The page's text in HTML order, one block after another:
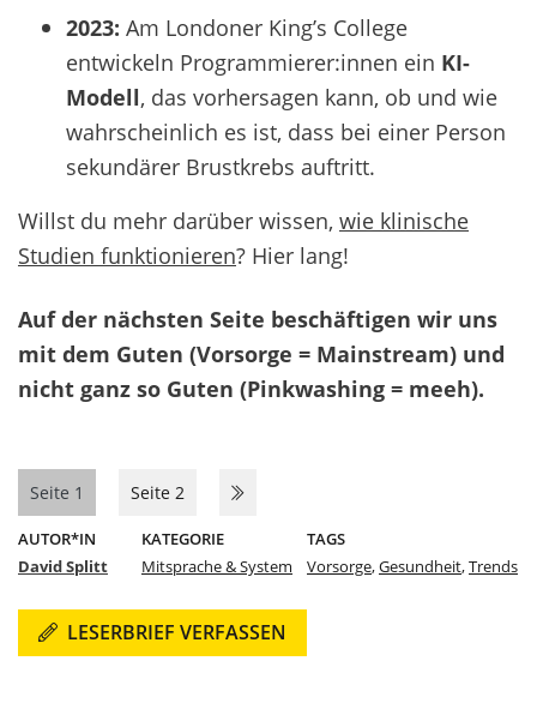
2023: Am Londoner King’s College
entwickeln Programmierer:innen ein KI-
Modell, das vorhersagen kann, ob und wie
wahrscheinlich es ist, dass bei einer Person
sekundärer Brustkrebs auftritt.
Willst du mehr darüber wissen, wie klinische
Studien funktionieren? Hier lang!
Auf der nächsten Seite beschäftigen wir uns
mit dem Guten (Vorsorge = Mainstream) und
nicht ganz so Guten (Pinkwashing = meeh).
Seite 1 Seite 2
AUTOR*IN
David Splitt
KATEGORIE
Mitsprache & System
TAGS
Vorsorge,Gesundheit,Trends
LESERBRIEF VERFASSEN